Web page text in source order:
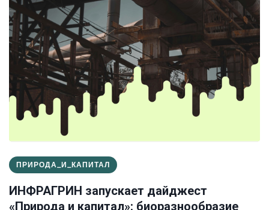
ПРИРОДА_И_КАПИТАЛ
ИНФРАГРИН запускает дайджест
«Природа и капитал»: биоразнообразие